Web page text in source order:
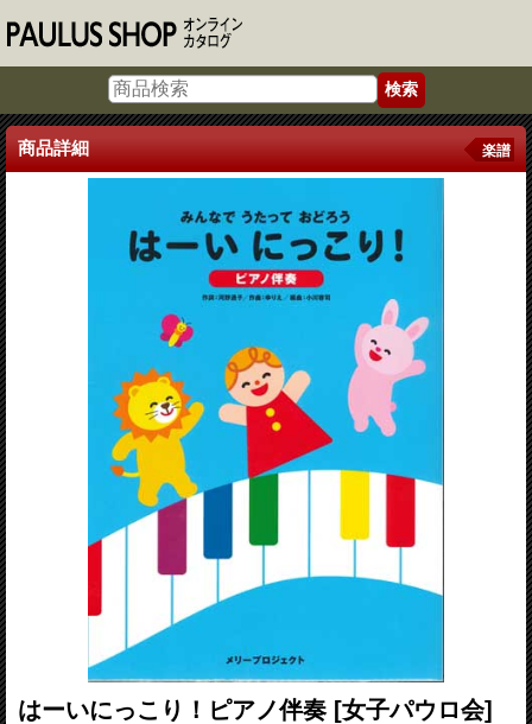
商品詳細 楽譜
はーいにっこり！ピアノ伴奏 [女子パウロ会]